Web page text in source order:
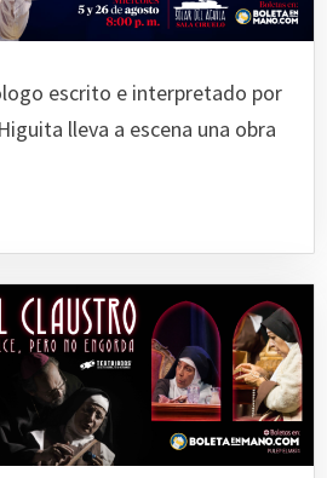
escrito e interpretado por
lleva a escena una obra